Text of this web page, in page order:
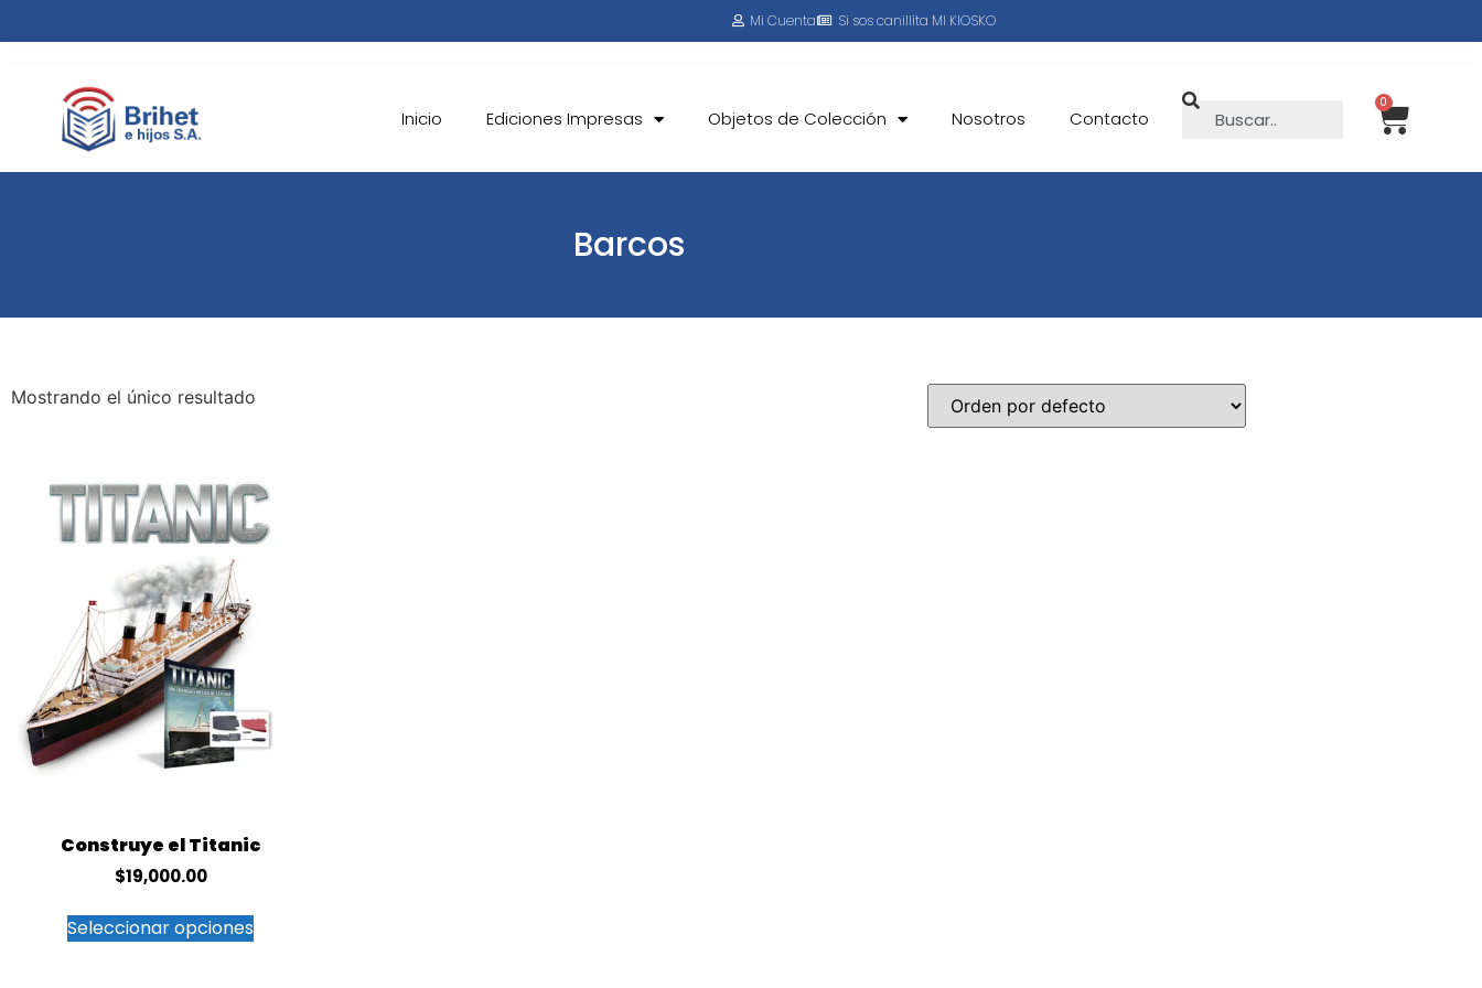
Mi Cuenta Si sos canillita MI KIOSKO
Inicio Ediciones Impresas Objetos de Colección Nosotros Contacto
0
Barcos
Mostrando el único resultado
Construye el Titanic
$19,000.00
Seleccionar opciones